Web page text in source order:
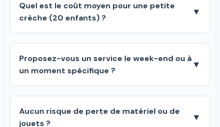
Quel est le coût moyen pour une petite
crèche (20 enfants) ?
▼
Proposez-vous un service le week-end ou à
un moment spécifique ?
▼
Aucun risque de perte de matériel ou de
jouets ?
▼